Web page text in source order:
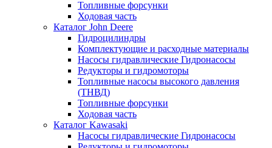
Топливные форсунки
Ходовая часть
Каталог John Deere
Гидроцилиндры
Комплектующие и расходные материалы
Насосы гидравлические Гидронасосы
Редукторы и гидромоторы
Топливные насосы высокого давления
(ТНВД)
Топливные форсунки
Ходовая часть
Каталог Kawasaki
Насосы гидравлические Гидронасосы